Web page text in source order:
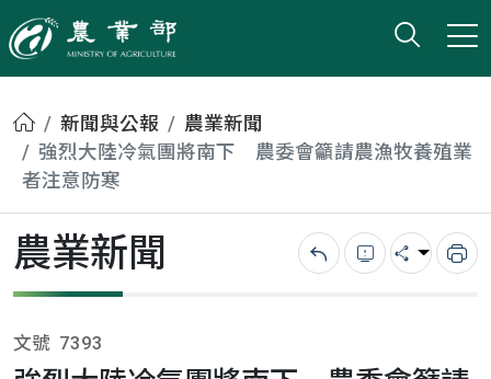
農業部
打開
小版
首頁新聞與公報
農業新聞
強烈大陸冷氣團將南下 農委會籲請農漁牧養殖業
者注意防寒
農業新聞 回上一頁錯誤回報
分享 列
文號 7393